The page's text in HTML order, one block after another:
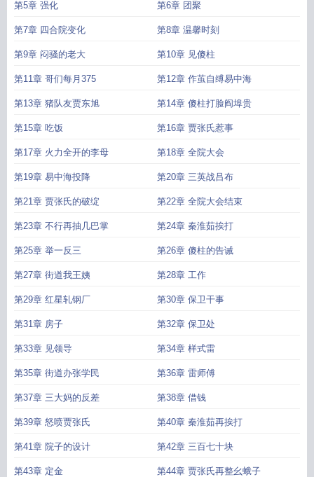
第5章 强化 第6章 团聚
第7章 四合院变化 第8章 温馨时刻
第9章 闷骚的老大 第10章 见傻柱
第11章 哥们每月375 第12章 作茧自缚易中海
第13章 猪队友贾东旭 第14章 傻柱打脸阎埠贵
第15章 吃饭 第16章 贾张氏惹事
第17章 火力全开的李母 第18章 全院大会
第19章 易中海投降 第20章 三英战吕布
第21章 贾张氏的破绽 第22章 全院大会结束
第23章 不行再抽几巴掌 第24章 秦淮茹挨打
第25章 举一反三 第26章 傻柱的告诫
第27章 街道我王姨 第28章 工作
第29章 红星轧钢厂 第30章 保卫干事
第31章 房子 第32章 保卫处
第33章 见领导 第34章 样式雷
第35章 街道办张学民 第36章 雷师傅
第37章 三大妈的反差 第38章 借钱
第39章 怒喷贾张氏 第40章 秦淮茹再挨打
第41章 院子的设计 第42章 三百七十块
第43章 定金 第44章 贾张氏再整幺蛾子